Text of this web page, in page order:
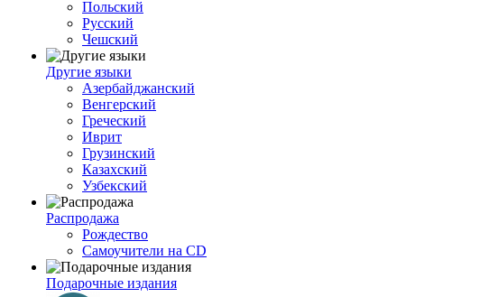
Польский
Русский
Чешский
Другие языки
Азербайджанский
Венгерский
Греческий
Иврит
Грузинский
Казахский
Узбекский
Распродажа
Рождество
Самоучители на CD
Подарочные издания